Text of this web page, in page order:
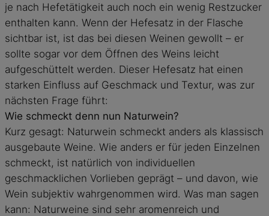
je nach Hefetätigkeit auch noch ein wenig Restzucker
enthalten kann. Wenn der Hefesatz in der Flasche
sichtbar ist, ist das bei diesen Weinen gewollt – er
sollte sogar vor dem Öffnen des Weins leicht
aufgeschüttelt werden. Dieser Hefesatz hat einen
starken Einfluss auf Geschmack und Textur, was zur
nächsten Frage führt:
Wie schmeckt denn nun Naturwein?
Kurz gesagt: Naturwein schmeckt anders als klassisch
ausgebaute Weine. Wie anders er für jeden Einzelnen
schmeckt, ist natürlich von individuellen
geschmacklichen Vorlieben geprägt – und davon, wie
Wein subjektiv wahrgenommen wird. Was man sagen
kann: Naturweine sind sehr aromenreich und